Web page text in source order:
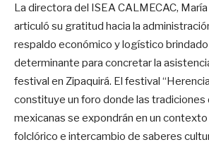
La directora del ISEA CALMECAC,
articuló su gratitud hacia la
respaldo económico y logístico brindado
determinante para concretar la
festival en Zipaquirá. El festival
constituye un foro donde las tradiciones
mexicanas se expondrán en un
folclórico e intercambio de saberes